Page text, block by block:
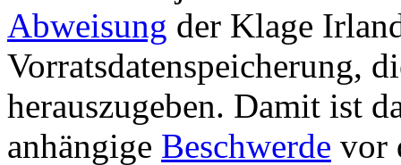
Abweisung der Klage
Vorratsdatenspeicherung,
herauszugeben. Damit ist
anhängige Beschwerde vor